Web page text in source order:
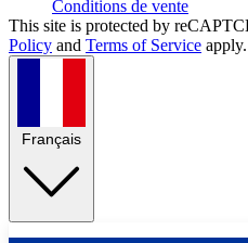
Conditions de vente
This site is protected by
Policy and Terms of Service apply.
Français